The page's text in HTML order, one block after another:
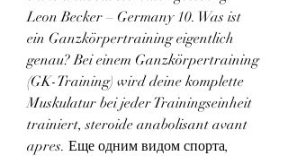
Leon Becker – Germany 10. Was ist
ein Ganzkörpertraining eigentlich
genau? Bei einem Ganzkörpertraining
(GK-Training) wird deine komplette
Muskulatur bei jeder Trainingseinheit
trainiert, steroide anabolisant avant
apres. Еще одним видом спорта,